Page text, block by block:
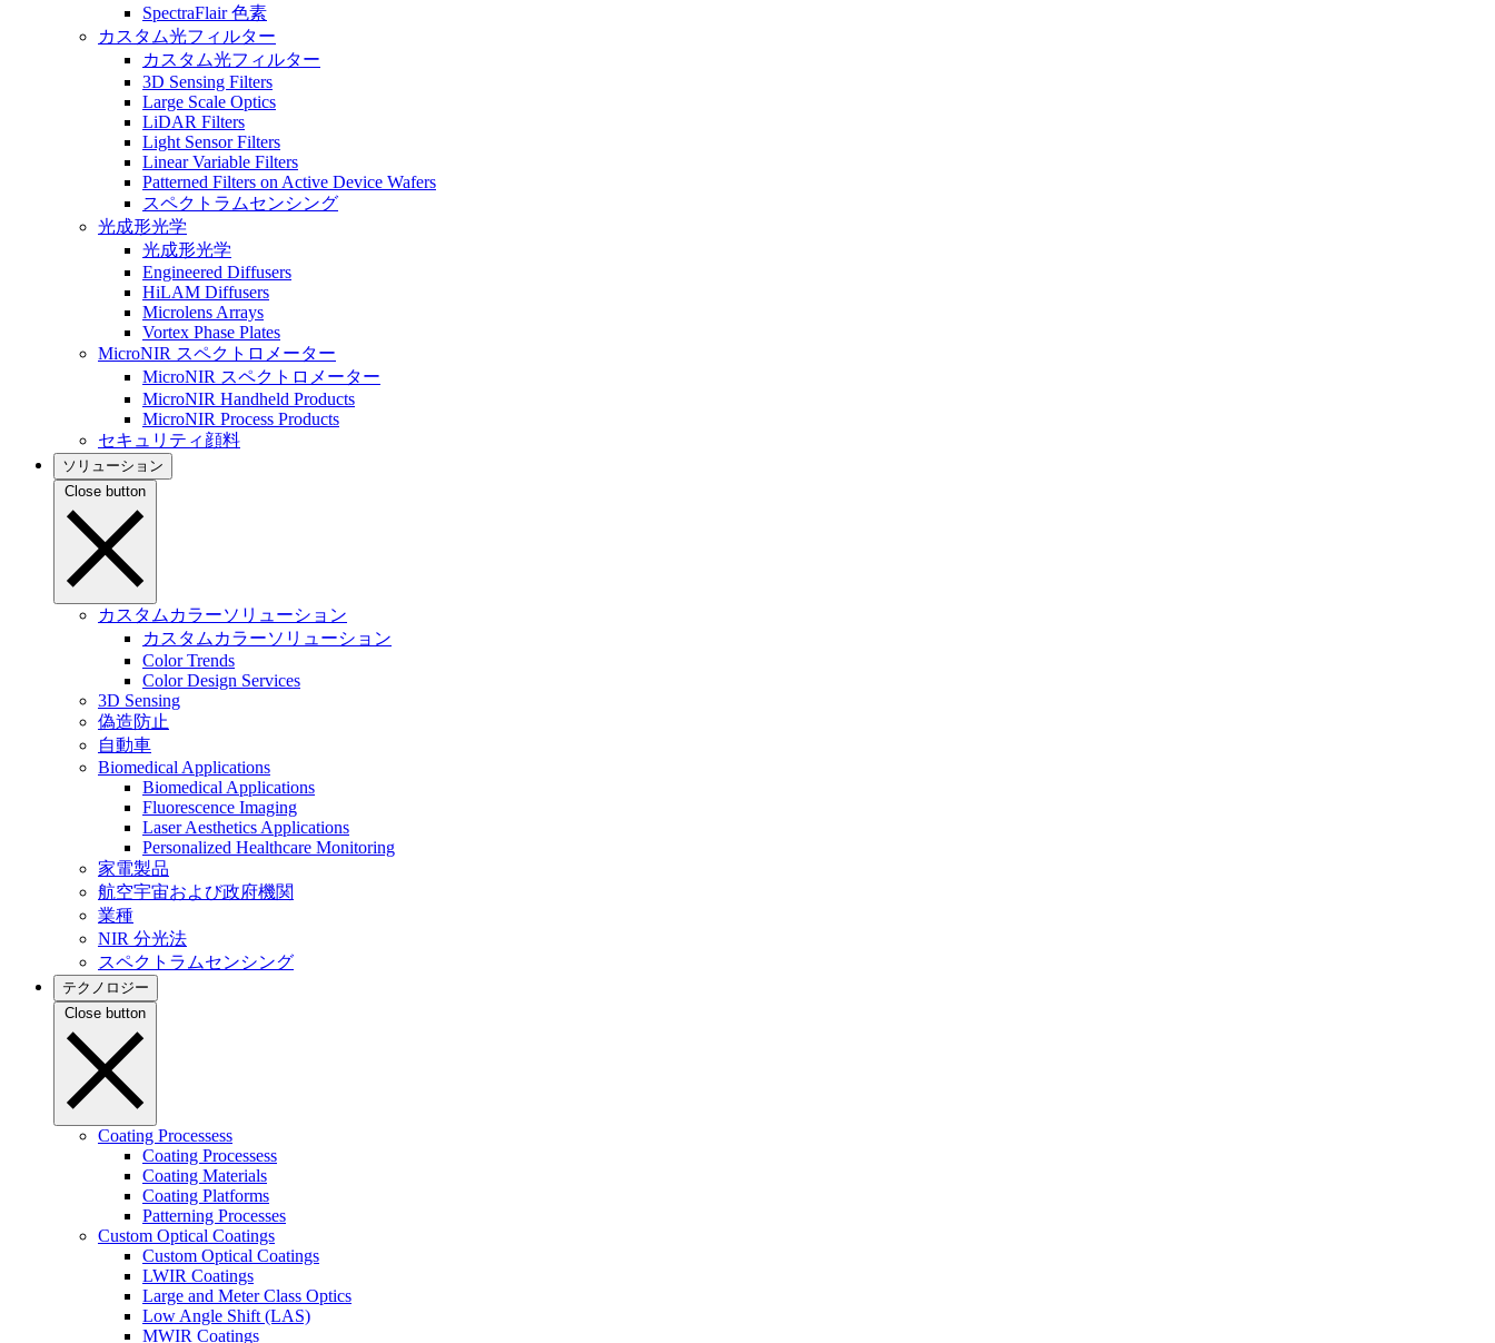
SpectraFlair 色素
カスタム光フィルター
カスタム光フィルター
3D Sensing Filters
Large Scale Optics
LiDAR Filters
Light Sensor Filters
Linear Variable Filters
Patterned Filters on Active Device Wafers
スペクトラムセンシング
光成形光学
光成形光学
Engineered Diffusers
HiLAM Diffusers
Microlens Arrays
Vortex Phase Plates
MicroNIR スペクトロメーター
MicroNIR スペクトロメーター
MicroNIR Handheld Products
MicroNIR Process Products
セキュリティ顔料
ソリューション
Close button
カスタムカラーソリューション
カスタムカラーソリューション
Color Trends
Color Design Services
3D Sensing
偽造防止
自動車
Biomedical Applications
Biomedical Applications
Fluorescence Imaging
Laser Aesthetics Applications
Personalized Healthcare Monitoring
家電製品
航空宇宙および政府機関
業種
NIR 分光法
スペクトラムセンシング
テクノロジー
Close button
Coating Processess
Coating Processess
Coating Materials
Coating Platforms
Patterning Processes
Custom Optical Coatings
Custom Optical Coatings
LWIR Coatings
Large and Meter Class Optics
Low Angle Shift (LAS)
MWIR Coatings